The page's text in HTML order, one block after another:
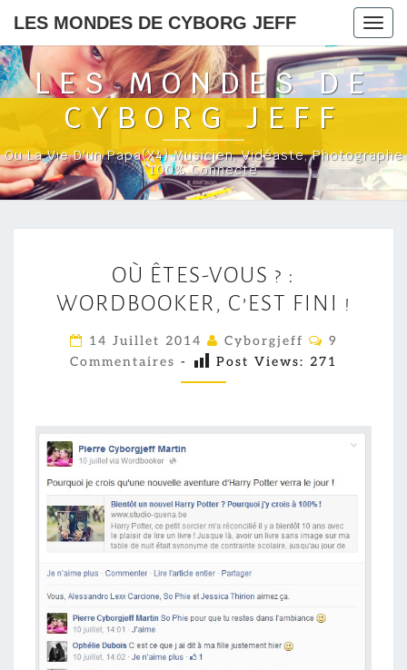
LES MONDES DE CYBORG JEFF
LES MONDES DE
CYBORG JEFF
Ou La Vie D'un Papa(x4) Musicien, Vidéaste, Photographe
100% Connecté
Ù
Ê
E
S
V
U
S
?
:
W
O
R
D
OÙ ÊTES-VOUS ? :
WORDBOOKER, C’EST FINI !
14 Juillet 2014 Cyborgjeff
C
M
T
E
S
9
Commentaires - Post Views: 271